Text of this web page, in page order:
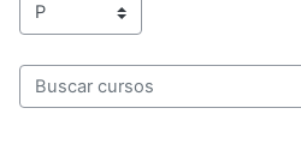
Categorías
Buscar cursos